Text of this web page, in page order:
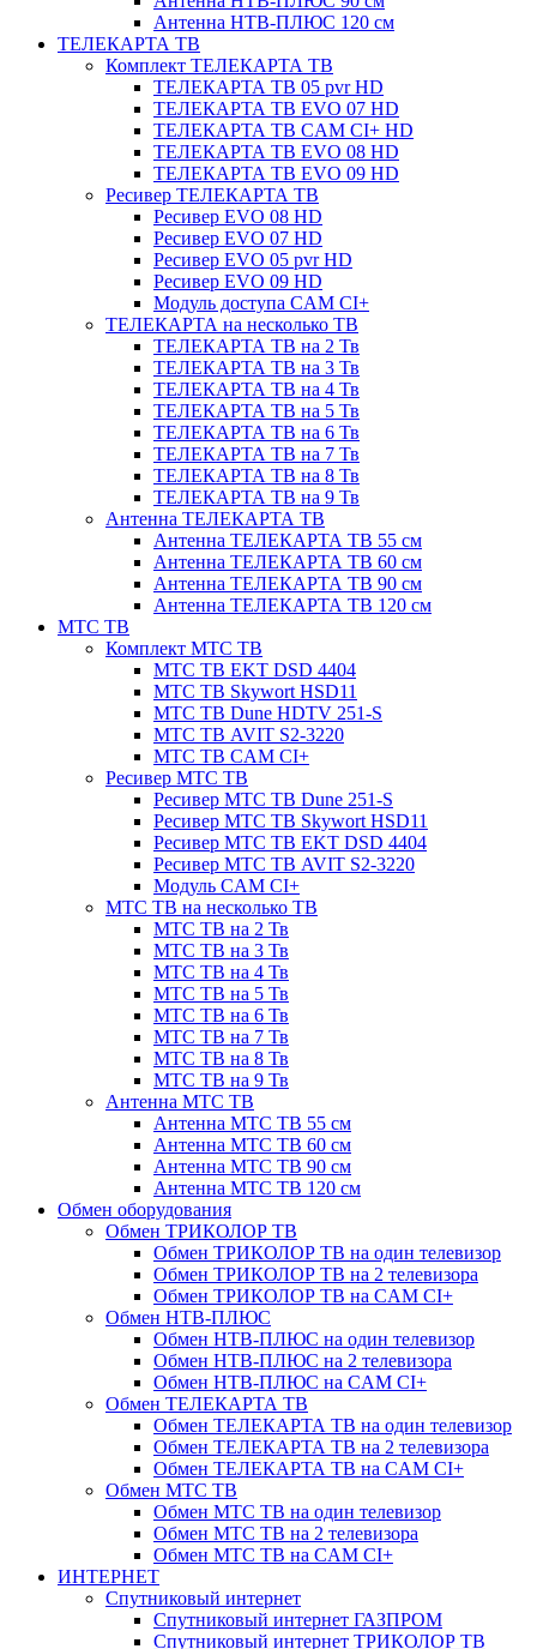
Антенна НТВ-ПЛЮС 120 см
ТЕЛЕКАРТА ТВ
Комплект ТЕЛЕКАРТА ТВ
ТЕЛЕКАРТА ТВ 05 pvr HD
ТЕЛЕКАРТА ТВ EVO 07 HD
ТЕЛЕКАРТА ТВ CAM CI+ HD
ТЕЛЕКАРТА ТВ EVO 08 HD
ТЕЛЕКАРТА ТВ EVO 09 HD
Ресивер ТЕЛЕКАРТА ТВ
Ресивер EVO 08 HD
Ресивер EVO 07 HD
Ресивер EVO 05 pvr HD
Ресивер EVO 09 HD
Модуль доступа CAM CI+
ТЕЛЕКАРТА на несколько ТВ
ТЕЛЕКАРТА ТВ на 2 Тв
ТЕЛЕКАРТА ТВ на 3 Тв
ТЕЛЕКАРТА ТВ на 4 Тв
ТЕЛЕКАРТА ТВ на 5 Тв
ТЕЛЕКАРТА ТВ на 6 Тв
ТЕЛЕКАРТА ТВ на 7 Тв
ТЕЛЕКАРТА ТВ на 8 Тв
ТЕЛЕКАРТА ТВ на 9 Тв
Антенна ТЕЛЕКАРТА ТВ
Антенна ТЕЛЕКАРТА ТВ 55 см
Антенна ТЕЛЕКАРТА ТВ 60 см
Антенна ТЕЛЕКАРТА ТВ 90 см
Антенна ТЕЛЕКАРТА ТВ 120 см
МТС ТВ
Комплект МТС ТВ
МТС ТВ EKT DSD 4404
МТС ТВ Skywort HSD11
МТС ТВ Dune HDTV 251-S
МТС ТВ AVIT S2-3220
МТС ТВ CAM CI+
Ресивер МТС ТВ
Ресивер МТС ТВ Dune 251-S
Ресивер МТС ТВ Skywort HSD11
Ресивер МТС ТВ EKT DSD 4404
Ресивер МТС ТВ AVIT S2-3220
Модуль CAM CI+
МТС ТВ на несколько ТВ
МТС ТВ на 2 Тв
МТС ТВ на 3 Тв
МТС ТВ на 4 Тв
МТС ТВ на 5 Тв
МТС ТВ на 6 Тв
МТС ТВ на 7 Тв
МТС ТВ на 8 Тв
МТС ТВ на 9 Тв
Антенна МТС ТВ
Антенна МТС ТВ 55 см
Антенна МТС ТВ 60 см
Антенна МТС ТВ 90 см
Антенна МТС ТВ 120 см
Обмен оборудования
Обмен ТРИКОЛОР ТВ
Обмен ТРИКОЛОР ТВ на один телевизор
Обмен ТРИКОЛОР ТВ на 2 телевизора
Обмен ТРИКОЛОР ТВ на CAM CI+
Обмен НТВ-ПЛЮС
Обмен НТВ-ПЛЮС на один телевизор
Обмен НТВ-ПЛЮС на 2 телевизора
Обмен НТВ-ПЛЮС на CAM CI+
Обмен ТЕЛЕКАРТА ТВ
Обмен ТЕЛЕКАРТА ТВ на один телевизор
Обмен ТЕЛЕКАРТА ТВ на 2 телевизора
Обмен ТЕЛЕКАРТА ТВ на CAM CI+
Обмен МТС ТВ
Обмен МТС ТВ на один телевизор
Обмен МТС ТВ на 2 телевизора
Обмен МТС ТВ на CAM CI+
ИНТЕРНЕТ
Спутниковый интернет
Спутниковый интернет ГАЗПРОМ
Спутниковый интернет ТРИКОЛОР ТВ